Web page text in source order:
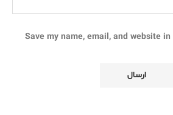
Save my name, email, and website